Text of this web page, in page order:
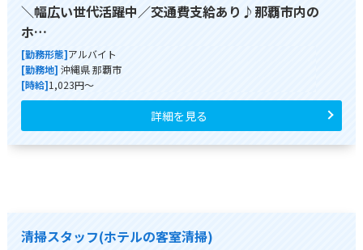
＼幅広い世代活躍中／交通費支給あり♪那覇市内の
ホ…
[勤務形態]アルバイト
[勤務地] 沖縄県 那覇市
[時給]1,023円～
詳細を見る
清掃スタッフ(ホテルの客室清掃)